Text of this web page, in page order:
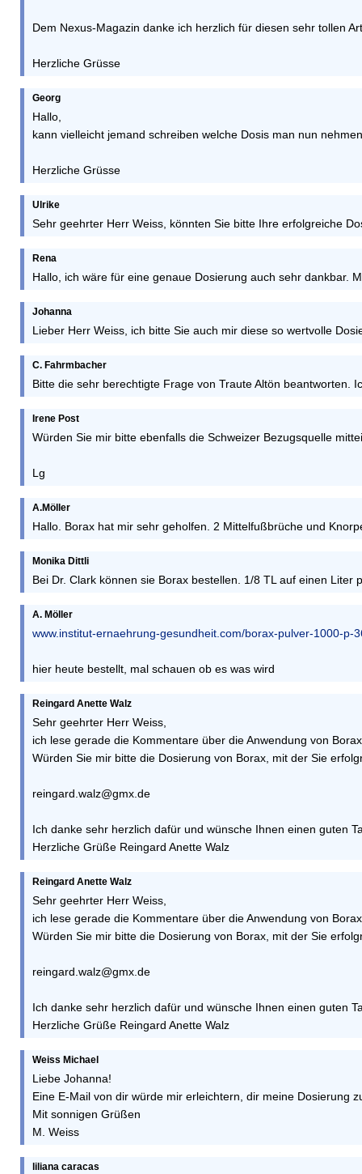
Dem Nexus-Magazin danke ich herzlich für diesen sehr tollen
Herzliche Grüsse
Georg
Hallo,
kann vielleicht jemand schreiben welche Dosis man nun
Herzliche Grüsse
Ulrike
Sehr geehrter Herr Weiss, könnten Sie bitte Ihre erfolgreiche
Rena
Hallo, ich wäre für eine genaue Dosierung auch sehr dankbar.
Johanna
Lieber Herr Weiss, ich bitte Sie auch mir diese so wertvolle
C. Fahrmbacher
Bitte die sehr berechtigte Frage von Traute Altön beantworten.
Irene Post
Würden Sie mir bitte ebenfalls die Schweizer Bezugsquelle
Lg
A.Möller
Hallo. Borax hat mir sehr geholfen. 2 Mittelfußbrüche und
Monika Dittli
Bei Dr. Clark können sie Borax bestellen. 1/8 TL auf einen
A. Möller
www.institut-ernaehrung-gesundheit.com/borax-pulver-1000-p-
hier heute bestellt, mal schauen ob es was wird
Reingard Anette Walz
Sehr geehrter Herr Weiss,
ich lese gerade die Kommentare über die Anwendung von
Würden Sie mir bitte die Dosierung von Borax, mit der Sie
reingard.walz@gmx.de
Ich danke sehr herzlich dafür und wünsche Ihnen einen guten
Herzliche Grüße Reingard Anette Walz
Reingard Anette Walz
Sehr geehrter Herr Weiss,
ich lese gerade die Kommentare über die Anwendung von
Würden Sie mir bitte die Dosierung von Borax, mit der Sie
reingard.walz@gmx.de
Ich danke sehr herzlich dafür und wünsche Ihnen einen guten
Herzliche Grüße Reingard Anette Walz
Weiss Michael
Liebe Johanna!
Eine E-Mail von dir würde mir erleichtern, dir meine Dosierung
Mit sonnigen Grüßen
M. Weiss
liliana caracas